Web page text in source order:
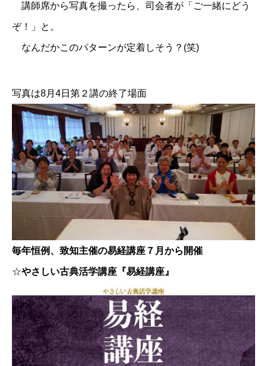
講師席から写真を撮ったら、司会者が「ご一緒にどう
ぞ！」と。
なんだかこのパターンが定着しそう？(笑)
写真は8月4日第２講の終了場面
毎年恒例、致知主催の易経講座７月から開催
☆やさしい古典活学講座『易経講座』